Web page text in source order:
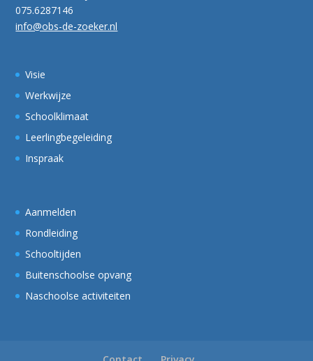
075.6287146
info@obs-de-zoeker.nl
Visie
Werkwijze
Schoolklimaat
Leerlingbegeleiding
Inspraak
Aanmelden
Rondleiding
Schooltijden
Buitenschoolse opvang
Naschoolse activiteiten